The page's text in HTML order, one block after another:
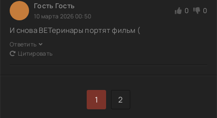
Гость Гость
10 марта 2026 00:50
0 0
И снова ВЕТеринары портят фильм (
Ответить
Цитировать
1 2